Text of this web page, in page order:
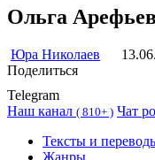
Ольга
Юра Николаев
Поделиться
Telegram
Наш канал ( 810+ ) Чат
Тексты и
Жанры